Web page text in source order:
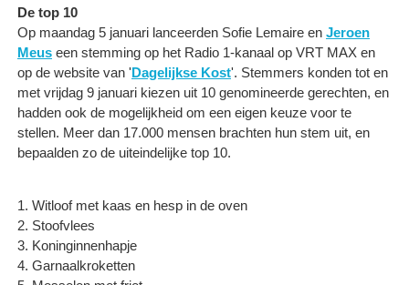
De top 10
Op maandag 5 januari lanceerden Sofie Lemaire en Jeroen
Meus een stemming op het Radio 1-kanaal op VRT MAX en
op de website van 'Dagelijkse Kost'. Stemmers konden tot en
met vrijdag 9 januari kiezen uit 10 genomineerde gerechten, en
hadden ook de mogelijkheid om een eigen keuze voor te
stellen. Meer dan 17.000 mensen brachten hun stem uit, en
bepaalden zo de uiteindelijke top 10.
1. Witloof met kaas en hesp in de oven
2. Stoofvlees
3. Koninginnenhapje
4. Garnaalkroketten